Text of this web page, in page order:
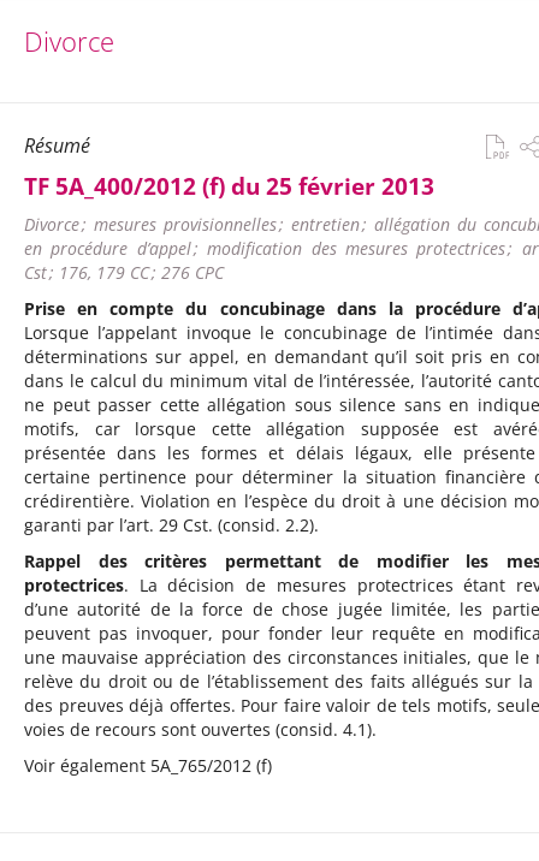
Divorce
Résumé
TF 5A_400/2012 (f) du 25 février 2013
Divorce ; mesures provisionnelles ; entretien ; allégation du
en procédure d’appel ; modification des mesures protectrices ;
Cst ; 176, 179 CC ; 276 CPC
Prise en compte du concubinage dans la procédure
Lorsque l’appelant invoque le concubinage de l’intimée
déterminations sur appel, en demandant qu’il soit pris en
dans le calcul du minimum vital de l’intéressée, l’autorité
ne peut passer cette allégation sous silence sans en
motifs, car lorsque cette allégation supposée est
présentée dans les formes et délais légaux, elle
certaine pertinence pour déterminer la situation financière
crédirentière. Violation en l’espèce du droit à une décision
garanti par l’art. 29 Cst. (consid. 2.2).
Rappel des critères permettant de modifier les
protectrices. La décision de mesures protectrices étant
d’une autorité de la force de chose jugée limitée, les
peuvent pas invoquer, pour fonder leur requête en
une mauvaise appréciation des circonstances initiales, que le
relève du droit ou de l’établissement des faits allégués sur la
des preuves déjà offertes. Pour faire valoir de tels motifs,
voies de recours sont ouvertes (consid. 4.1).
Voir également 5A_765/2012 (f)